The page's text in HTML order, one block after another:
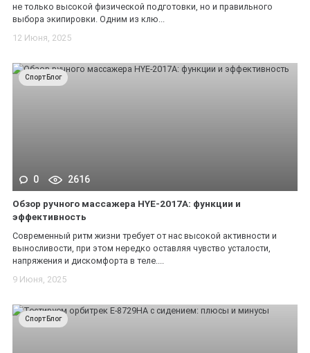
не только высокой физической подготовки, но и правильного
выбора экипировки. Одним из клю...
12 Июня, 2025
СпортБлог
0 2616
Обзор ручного массажера HYE-2017A: функции и
эффективность
Современный ритм жизни требует от нас высокой активности и
выносливости, при этом нередко оставляя чувство усталости,
напряжения и дискомфорта в теле....
9 Июня, 2025
СпортБлог